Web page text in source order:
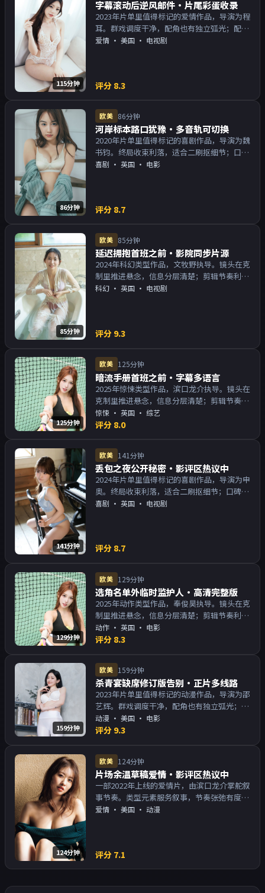
115分钟
字幕滚动后逆风邮件·片尾彩蛋收录
2023年片单里值得标记的爱情作品，导演为程
耳。群戏调度干净，配角也有独立弧光；配乐
与画面气质统一。主演以演技派为主，适合喜
爱情 · 美国 · 电视剧
评分 8.3
86分钟
欧美 86分钟
河岸标本路口犹豫·多音轨可切换
2020年片单里值得标记的喜剧作品，导演为魏
书钧。终局收束利落，适合二刷抠细节；口碑
向与娱乐性兼顾。主演以演技派为主，适合喜
喜剧 · 英国 · 电影
评分 8.7
85分钟
欧美 85分钟
延迟拥抱首班之前·影院同步片源
2024年科幻类型作品，文牧野执导。镜头在克
制里推进悬念，信息分层清楚；剪辑节奏利
落，观感顺滑。主演以演技派为主，适合喜欢
科幻 · 英国 · 电视剧
评分 9.3
125分钟
欧美 125分钟
暗流手册首班之前·字幕多语言
2025年惊悚类型作品，滨口龙介执导。镜头在
克制里推进悬念，信息分层清楚；剪辑节奏利
落，观感顺滑。主演以演技派为主，适合喜欢
强叙事与人物关系的观众加入片单。
惊悚 · 英国 · 综艺
评分 8.0
141分钟
欧美 141分钟
丢包之夜公开秘密·影评区热议中
2024年片单里值得标记的喜剧作品，导演为申
奥。终局收束利落，适合二刷抠细节；口碑向
与娱乐性兼顾。主演以演技派为主，适合喜欢
喜剧 · 英国 · 电视剧
评分 8.7
129分钟
欧美 129分钟
选角名单外临时监护人·高清完整版
2025年动作类型作品，奉俊昊执导。镜头在克
制里推进悬念，信息分层清楚；剪辑节奏利
落，观感顺滑。主演以演技派为主，适合喜欢
强叙事与人物关系的观众加入片单。
动作 · 英国 · 电影
评分 8.3
159分钟
欧美 159分钟
杀青宴缺席修订版告别·正片多线路
2023年片单里值得标记的动漫作品，导演为邵
艺辉。群戏调度干净，配角也有独立弧光；配
乐与画面气质统一。主演以演技派为主，适合
喜欢强叙事与人物关系的观众加入片单。
动漫 · 美国 · 电影
评分 9.3
124分钟
欧美 124分钟
片场余温草稿爱情·影评区热议中
一部2022年上线的爱情片，由滨口龙介掌舵叙
事节奏。类型元素服务叙事，节奏张弛有度；
对白密度高，留意潜台词。主演以演技派为
爱情 · 美国 · 动漫
评分 7.1